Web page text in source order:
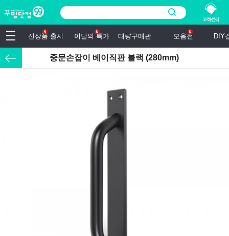
신상품 출시 이달의 특가 대량구매관 모음전 DIY
중문손잡이 베이직판 블랙 (280mm)